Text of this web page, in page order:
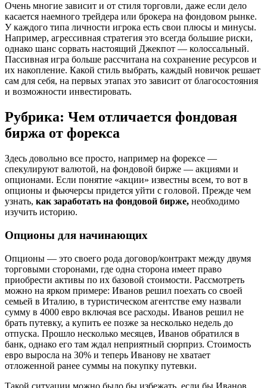
Очень многие зависит и от стиля торговли, даже если дело
касается наемного трейдера или брокера на фондовом рынке.
У каждого типа личности игрока есть свои плюсы и минусы.
Например, агрессивная стратегия это всегда большие риски,
однако шанс сорвать настоящий Джекпот — колоссальный.
Пассивная игра больше рассчитана на сохранение ресурсов и
их накопление. Какой стиль выбрать, каждый новичок решает
сам для себя, на первых этапах это зависит от благосостояния
и возможности инвестировать.
Рубрика: Чем отличается фондовая
биржа от форекса
Здесь довольно все просто, например на форексе —
спекулируют валютой, на фондовой бирже — акциями и
опционами. Если понятие «акции» известны всем, то вот в
опционы и фьючерсы придется уйти с головой. Прежде чем
узнать, как заработать на фондовой бирже, необходимо
изучить историю.
Опционы для начинающих
Опционы — это своего рода договор/контракт между двумя
торговыми сторонами, где одна сторона имеет право
приобрести активы по их базовой стоимости. Рассмотреть
можно на ярком примере: Иванов решил поехать со своей
семьей в Италию, в туристическом агентстве ему назвали
сумму в 4000 евро включая все расходы. Иванов решил не
брать путевку, а купить ее позже за несколько недель до
отпуска. Прошло несколько месяцев, Иванов обратился в
банк, однако его там ждал неприятный сюрприз. Стоимость
евро выросла на 30% и теперь Иванову не хватает
отложенной ранее суммы на покупку путевки.
Такой ситуации можно было бы избежать, если бы Иванов